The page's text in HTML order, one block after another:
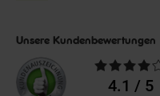
Unsere Kundenbewertungen
Durchschnittliche
Bewertungen4.1 / 5